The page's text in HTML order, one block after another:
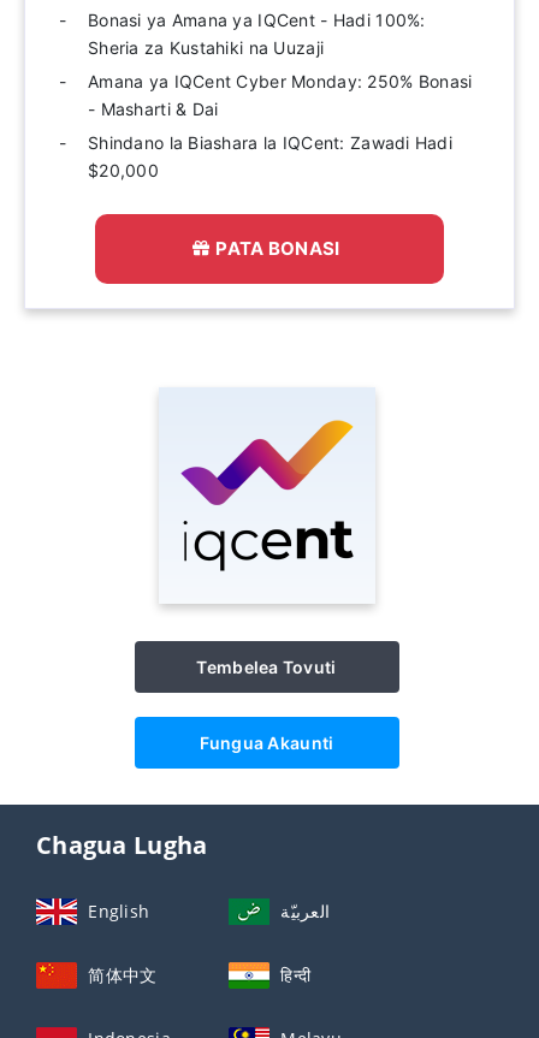
Bonasi ya Amana ya IQCent - Hadi 100%:
Sheria za Kustahiki na Uuzaji
Amana ya IQCent Cyber ​​Monday: 250% Bonasi
- Masharti & Dai
Shindano la Biashara la IQCent: Zawadi Hadi
$20,000
PATA BONASI
Tembelea Tovuti
Fungua Akaunti
Chagua Lugha
English العربيّة
简体中文 हिन्दी